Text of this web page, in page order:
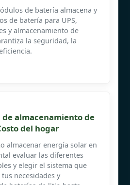
de batería almacena y
de batería para UPS,
y almacenamiento de
la seguridad, la
de almacenamiento de
del hogar
almacenar energía solar en
evaluar las diferentes
y elegir el sistema que
necesidades y